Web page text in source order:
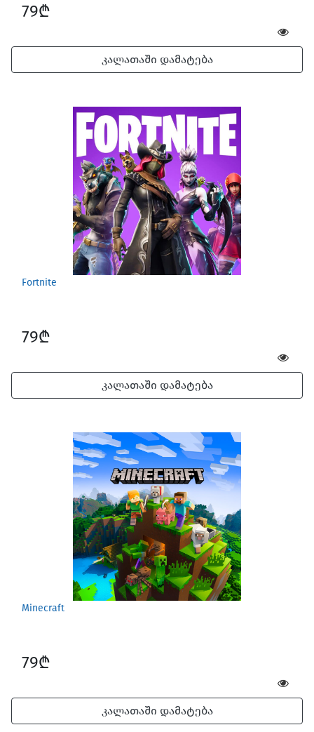
Software
Games for Mac
Car Gadgets
79₾
კალათაში დამატება
Fortnite
79₾
კალათაში დამატება
Minecraft
79₾
კალათაში დამატება